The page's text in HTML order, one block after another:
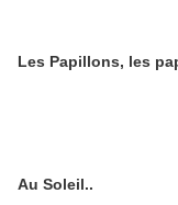
Les Papillons, les
Au Soleil..